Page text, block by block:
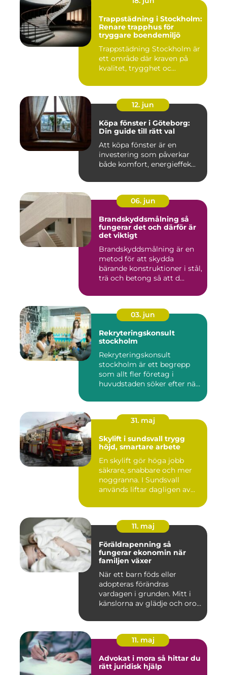
Trappstädning i Stockholm:
Renare trapphus för
tryggare boendemiljö
Trappstädning Stockholm är
ett område där kraven på
kvalitet, trygghet oc...
12. jun
Köpa fönster i Göteborg:
Din guide till rätt val
Att köpa fönster är en
investering som påverkar
både komfort, energieffek...
06. jun
Brandskyddsmålning så
fungerar det och därför är
det viktigt
Brandskyddsmålning är en
metod för att skydda
bärande konstruktioner i stål,
trä och betong så att d...
03. jun
Rekryteringskonsult
stockholm
Rekryteringskonsult
stockholm är ett begrepp
som allt fler företag i
huvudstaden söker efter när
31. maj
Skylift i sundsvall trygg
höjd, smartare arbete
En skylift gör höga jobb
säkrare, snabbare och mer
noggranna. I Sundsvall
används liftar dagligen av...
11. maj
Föräldrapenning så
fungerar ekonomin när
familjen växer
När ett barn föds eller
adopteras förändras
vardagen i grunden. Mitt i
känslorna av glädje och oro
11. maj
Advokat i mora så hittar du
rätt juridisk hjälp